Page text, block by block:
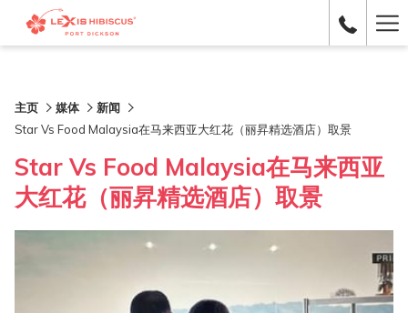
主页 媒体
新闻
Star Vs Food Malaysia在马来西亚大红花（丽昇精选酒店）取景
Star Vs Food Malaysia在马来西亚
大红花（丽昇精选酒店）取景